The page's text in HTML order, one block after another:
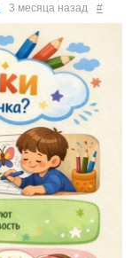
3 месяца назад #